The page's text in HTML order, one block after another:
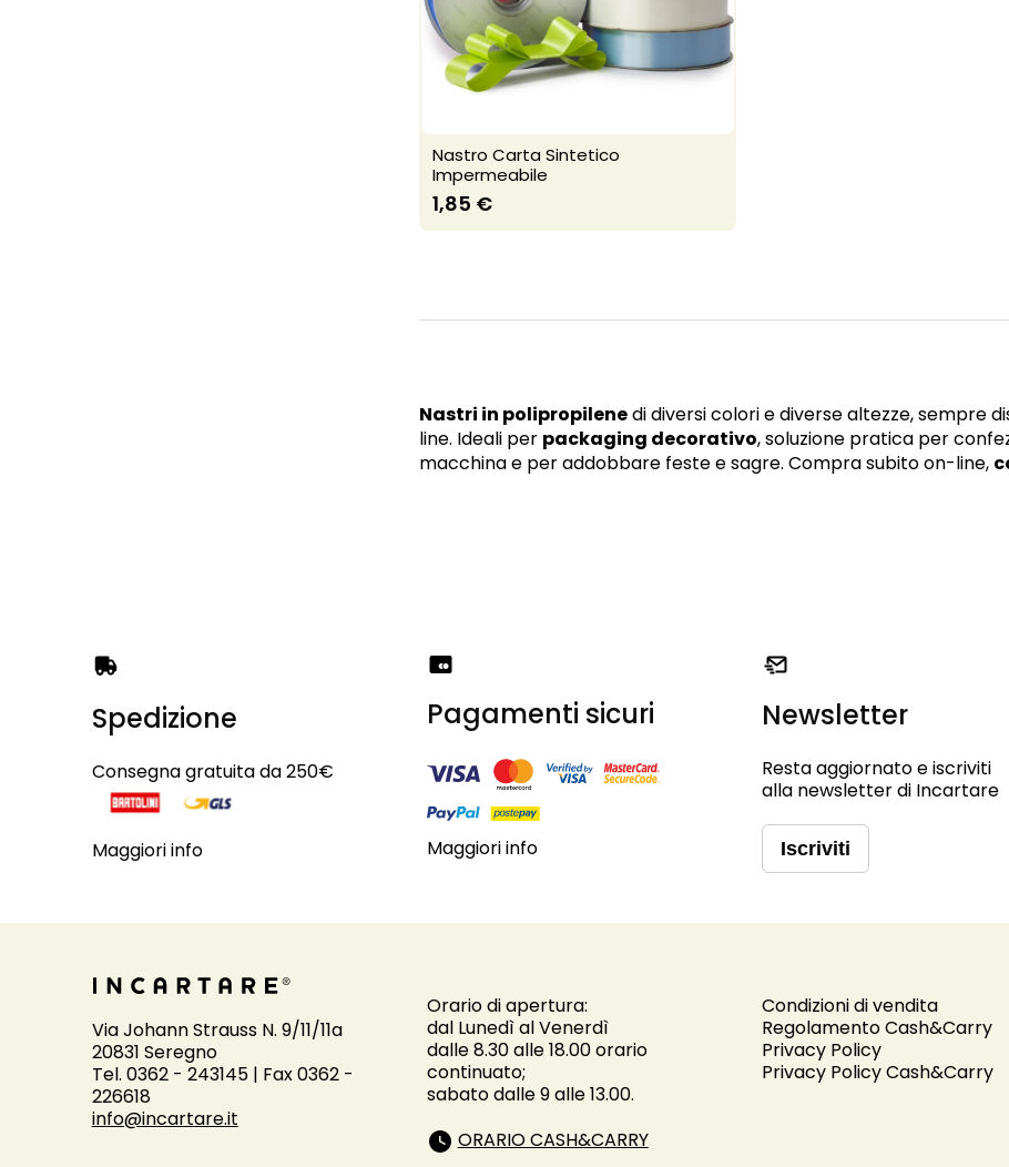
Nastro Carta Sintetico
Impermeabile
1,85 €
Nastri in polipropilenedi diversi colori e diverse altezze, sempre
line. Ideali per packaging decorativo, soluzione pratica per
macchina e per addobbare feste e sagre. Compra subito on-line,
Spedizione
Consegna gratuita da 250€
Maggiori info
Pagamenti sicuri
Maggiori info
Newsletter
Resta aggiornato e iscriviti
alla newsletter di Incartare
Iscriviti
Via Johann Strauss N. 9/11/11a
20831 Seregno
Tel. 0362 - 243145 | Fax 0362 -
226618
info@incartare.it
Orario di apertura:
dal Lunedì al Venerdì
dalle 8.30 alle 18.00 orario
continuato;
sabato dalle 9 alle 13.00.
ORARIO CASH&CARRY
Condizioni di vendita
Regolamento Cash&Carry
Privacy Policy
Privacy Policy Cash&Carry